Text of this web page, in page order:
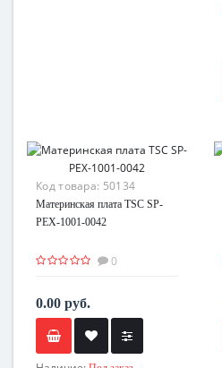
Код товара: 50134
Материнская плата TSC SP-
PEX-1001-0042
0
0.00 руб.